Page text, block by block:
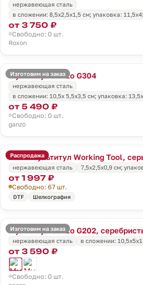
нержавеющая сталь
в сложении: 8,5х2,5х1,5 см; упаковка:
от 3 750 ₽
Свободно: 0 шт.
Roxon
Изготовим на заказ
Мультитул Ganzo G304
нержавеющая сталь
в сложении: 10,5х 5,5х3,5 см; упаковка:
от 5 490 ₽
Свободно: 0 шт.
ganzo
Распродажа
Мини-мультитул Working Tool,
нержавеющая сталь
7,5х2,5х0,9 см;
от 1 997 ₽
Свободно: 67 шт.
DTF Шелкография
Изготовим на заказ
Мультитул Ganzo G202,
нержавеющая сталь
в сложении:
от 3 590 ₽
Свободно: 0 шт.